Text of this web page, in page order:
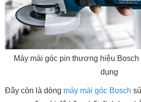
Máy mài góc pin thương hiệu
dụng
Đây còn là dòng máy mài góc Bosch